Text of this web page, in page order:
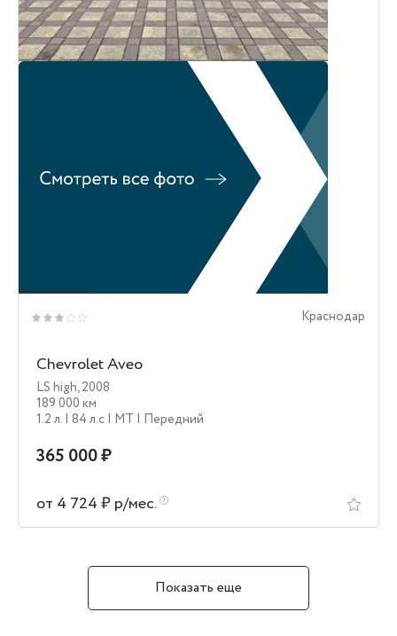
Краснодар
Chevrolet Aveo
LS high,2008
189 000 км
1.2 л. | 84 л.c | MT | Передний
365 000 ₽
от 4 724 ₽ р/мес.
Показать еще